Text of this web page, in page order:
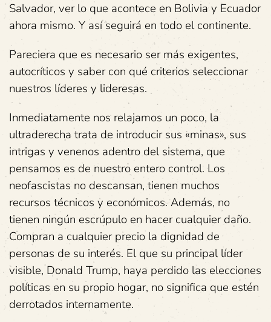
Salvador, ver lo que acontece en Bolivia y Ecuador
ahora mismo. Y así seguirá en todo el continente.
Pareciera que es necesario ser más exigentes,
autocríticos y saber con qué criterios seleccionar
nuestros líderes y lideresas.
Inmediatamente nos relajamos un poco, la
ultraderecha trata de introducir sus «minas», sus
intrigas y venenos adentro del sistema, que
pensamos es de nuestro entero control. Los
neofascistas no descansan, tienen muchos
recursos técnicos y económicos. Además, no
tienen ningún escrúpulo en hacer cualquier daño.
Compran a cualquier precio la dignidad de
personas de su interés. El que su principal líder
visible, Donald Trump, haya perdido las elecciones
políticas en su propio hogar, no significa que estén
derrotados internamente.